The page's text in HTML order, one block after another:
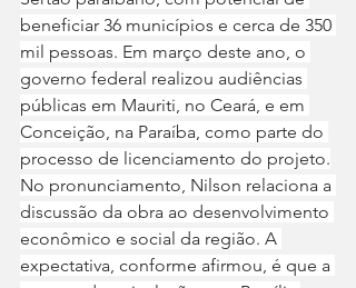
beneficiar 36 municípios e cerca de 350
mil pessoas. Em março deste ano, o
governo federal realizou audiências
públicas em Mauriti, no Ceará, e em
Conceição, na Paraíba, como parte do
processo de licenciamento do projeto.
No pronunciamento, Nilson relaciona a
discussão da obra ao desenvolvimento
econômico e social da região. A
expectativa, conforme afirmou, é que a